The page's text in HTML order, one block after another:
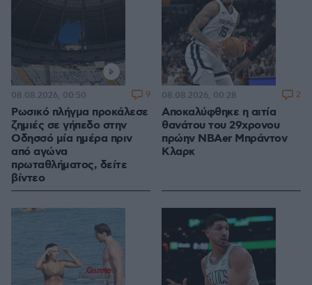
Ρωσικό πλήγμα προκάλεσε
ζημιές σε γήπεδο στην
Οδησσό μία ημέρα πριν
από αγώνα
πρωταθλήματος, δείτε
βίντεο
08.08.2026, 00:50 9
Αποκαλύφθηκε η αιτία
θανάτου του 29χρονου
πρώην NBAer Μπράντον
Κλαρκ
08.08.2026, 00:28 2